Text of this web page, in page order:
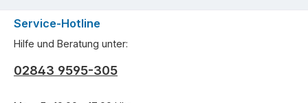
Service-Hotline
Hilfe und Beratung unter:
02843 9595-305